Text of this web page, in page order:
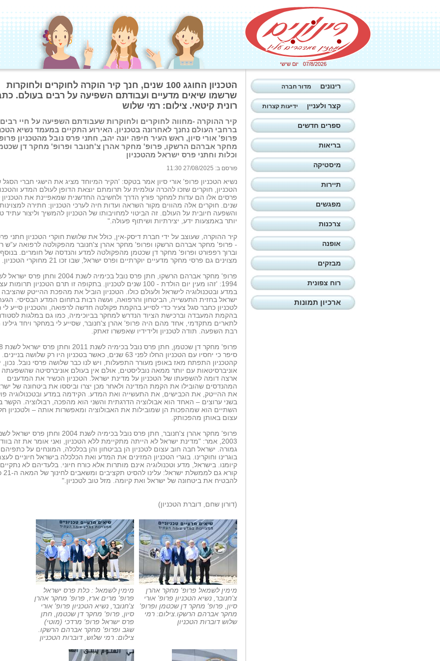
07/8/2026 יום שישי
הטכניון החוגג 100 שנים, חנך קיר הוקרה לחוקרים ולחוקרות
שרשמו שיאים מדעיים ועבודתם השפיעה על רבים בעולם.
רונית קיטאי. צילום: רמי שלוש
קיר ההוקרה -מחווה לחוקרים ולחוקרות שעבודתם השפיעה על חיי רבים
ברחבי העולם נחנך לאחרונה בטכניון. האירוע התקיים במעמד נשיא
פרופ' אורי סיון, ראש העיר חיפה יונה יהב, חתני פרס נובל מהטכניון
מחקר אברהם הרשקו, פרופ' מחקר אהרן צ'חנובר ופרופ' מחקר דן
וכלות וחתני פרס ישראל מהטכניון
פורסם ב: 27/08/2025 11:30
נשיא הטכניון פרופ' אורי סיון אמר בטקס: 'הקיר המיוחד מציג את הישגי חברי הסגל
הטכניון, חוקרים שזכו להכרה עולמית על תרומתם יוצאת הדופן לעולם המדע
פרסים אלו הם עדות למחקר פורץ הדרך ולחשיבה החדשנית שמאפיינת את הטכניון
שנים. חוקרים אלה מהווים מקור השראה ועדות חיה לערכי הטכניון: חתירה למצוינות
והשפעה חיובית על העולם. זה הביטוי למחויבותו של הטכניון להמשיך וליצור עתיד
יותר באמצעות ידע, יצירתיות ושיתוף פעולה."
קיר ההוקרה, שעוצב על ידי חברת דיסק-אין, כולל את שלושת חוקרי הטכניון חתני
- פרופ' מחקר אברהם הרשקו ופרופ' מחקר אהרן צ'חנובר מהפקולטה לרפואה ע”ש
וברוך רפפורט ופרופ' מחקר דן שכטמן מהפקולטה למדע והנדסה של חומרים. בנוסף
מצוינים גם פרסי מחקר מדעיים יוקרתיים ופרס ישראל, שבו זכו 21 מחוקרי הטכניון.
פרופ' מחקר אברהם הרשקו, חתן פרס נובל בכימיה לשנת 2004 וחתן
1994: 'זהו מעין יום הולדת - 100 שנים לטכניון. בתקופה זו תרם הטכניון
במדע ובטכנולוגיה לישראל ולעולם כולו. הטכניון הוביל את מהפכת ההייטק
ישראל בחזית התעשייה, הביטחון והרפואה, ועשה רבות בתחום המדע הבסיסי.
לטכניון כחבר סגל צעיר כדי לסייע בהקמת פקולטה חדשה לרפואה, והטכניון סייע לי
בהקמת המעבדה וברכישת הציוד הנדרש למחקר בביוכימיה, כמו גם במלגות
לתארים מתקדמי, אחד מהם היה פרופ' אהרן צ'חנובר, שסייע לי במחקר ויחד גילינו
רבת השפעה. תודה לטכניון ולידידיו שאפשרו זאתק.
סיפר כי יחסיו עם הטכניון החלו לפני 63 שנים, כאשר בטכניון היו רק שלושה בניינים.
קהטכניון התפתח מאז באופן מעורר התפעלות, ויש לנו כבר שלושה פרסי נובל. נכון,
אוניברסיטאות עם יותר ממאה נובליסטים, אולם אין בעולם אוניברסיטה
ארצה דומה להשפעתו של הטכניון על מדינת ישראל. הטכניון הכשיר את המדענים
המהנדסים שהובילו את הקמת המדינה ולאחר מכן יצרו וביססו את ביטחונה של
את ההייטק, את הכבישים, את התעשייה ואת המדע. הקידמה במדע ובטכנולוגיה
בשני ערוצים – האחד הוא אבולוציה הדרגתית והשני הוא מהפכה, רבולוציה. הקשר
השתיים הוא שמהפכות הן שמובילות את האבולוציה ומאפשרות אותה – ולטכניון
עצום באותן מהפכותק.
פרופ' מחקר אהרן צ'חנובר, חתן פרס נובל בכימיה לשנת 2004 וחתן פרס
2003, אמר: "מדינת ישראל לא הייתה מתקיימת ללא הטכניון, ואני אומר את זה
גמורה. ישראל חבה חוב עצום לטכניון הן בביטחון והן בכלכלה, המונחים על
בוגרינו וחוקרינו. בוגרי הטכניון המזינים את המדע ואת הכלכלה בישראל חיוניים
קיומנו. בישראל, מדע וטכנולוגיה אינם מותרות אלא כורח חיוני. בלעדיהם לא
קורא גם
להבטיח את ביטחונה של ישראל ואת קיומה. מזל טוב לטכניון."
(דורון שחם, דוברת הטכניון)
מימין לשמאל פרופ' מחקר אהרן
צ'חנובר, נשיא הטכניון פרופ' אורי
סיון, פרופ' מחקר דן שכטמן ופרופ'
מחקר אברהם הרשקו.צילום: רמי
שלוש דוברות הטכניון
מימין לשמאל : כלת פרס ישראל
פרופ' מרים ארז, פרופ' מחקר אהרן
צ'חנובר, נשיא הטכניון פרופ' אורי
סיון, פרופ' מחקר דן שכטמן, חתן
פרס ישראל פרופ' מרדכי (מוטי)
שגב ופרופ' מחקר אברהם הרשקו.
צילום: רמי שלוש, דוברות הטכניון
רינונים מדור חברה
קצר ולעניין ידיעות קצרות
ספרים חדשים
בריאות
מיסטיקה
תיירות
מפגשים
צרכנות
אופנה
מבזקים
רוח צפונית
ארכיון תמונות